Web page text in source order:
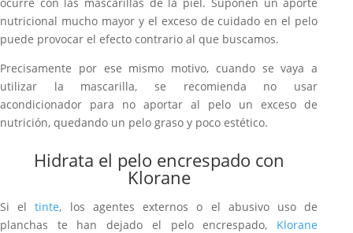
nutricional mucho mayor y el exceso de cuidado en el pelo
puede provocar el efecto contrario al que buscamos.
Precisamente por ese mismo motivo, cuando se vaya a
utilizar la mascarilla, se recomienda no usar
acondicionador para no aportar al pelo un exceso de
nutrición, quedando un pelo graso y poco estético.
Hidrata el pelo encrespado con
Klorane
Si eltinte, los agentes externos o el abusivo uso de
planchas te han dejado el pelo encrespado, Klorane